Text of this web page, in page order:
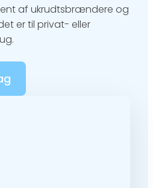
af ukrudtsbrændere og
er til privat- eller